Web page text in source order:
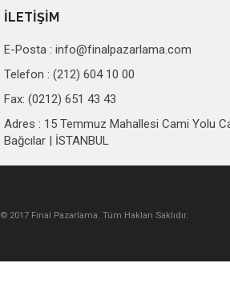
İLETİŞİM
E-Posta : info@finalpazarlama.com
Telefon : (212) 604 10 00
Fax: (0212) 651 43 43
Adres : 15 Temmuz Mahallesi Cami Yolu
Bağcılar | İSTANBUL
© 2017 Final Pazarlama. Tüm Hakları Saklıdır.